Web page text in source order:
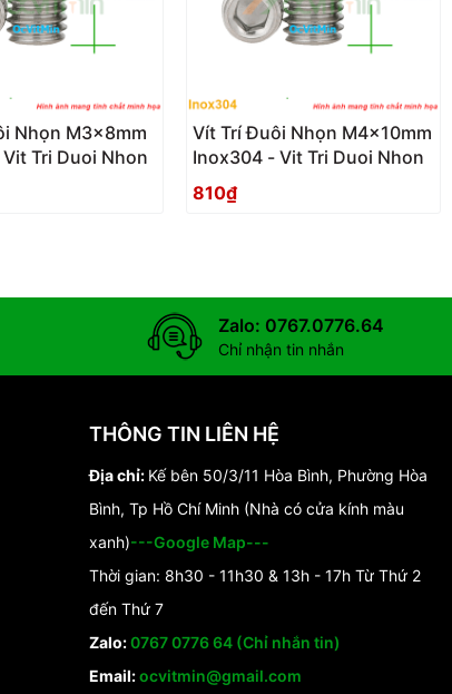
Nhọn M3x8mm
Tri Duoi Nhon
Vít Trí Đuôi Nhọn M4x10mm
Inox304 - Vit Tri Duoi Nhon
810₫
Zalo: 0767.0776.64
Chỉ nhận tin nhắn
THÔNG TIN LIÊN HỆ
Địa chỉ: Kế bên 50/3/11 Hòa Bình, Phường Hòa
Bình, Tp Hồ Chí Minh (Nhà có cửa kính màu
xanh)---Google Map---
Thời gian: 8h30 - 11h30 & 13h - 17h Từ Thứ 2
đến Thứ 7
Zalo:0767 0776 64 (Chỉ nhắn tin)
Email:ocvitmin@gmail.com